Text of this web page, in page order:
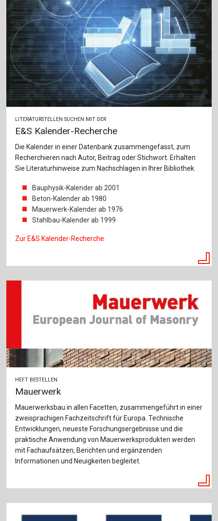
LITERATURSTELLEN SUCHEN MIT DER
E&S Kalender-Recherche
Die Kalender in einer Datenbank zusammengefasst, zum
Recherchieren nach Autor, Beitrag oder Stichwort. Erhalten
Sie Literaturhinweise zum Nachschlagen in Ihrer Bibliothek.
Bauphysik-Kalender ab 2001
Beton-Kalender ab 1980
Mauerwerk-Kalender ab 1976
Stahlbau-Kalender ab 1999
Zur E&S Kalender-Recherche
HEFT BESTELLEN
Mauerwerk
Mauerwerksbau in allen Facetten, zusammengeführt in einer
zweisprachigen Fachzeitschrift für Europa. Technische
Entwicklungen, neueste Forschungsergebnisse und die
praktische Anwendung von Mauerwerksprodukten werden
mit Fachaufsätzen, Berichten und ergänzenden
Informationen und Neuigkeiten begleitet.